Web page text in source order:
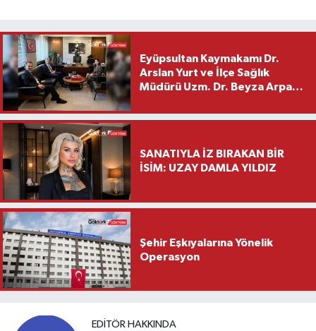
Eyüpsultan Kaymakamı Dr.
Arslan Yurt ve İlçe Sağlık
Müdürü Uzm. Dr. Beyza Arpacı
Ziyareti
SANATIYLA İZ BIRAKAN BİR
İSİM: UZAY DAMLA YILDIZ
Şehir Eşkıyalarına Yönelik
Operasyon
EDITÖR HAKKINDA